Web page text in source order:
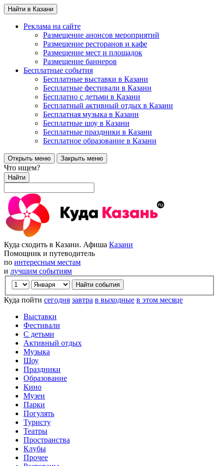
Найти в Казани
Реклама на сайте
Размещение анонсов мероприятий
Размещение ресторанов и кафе
Размещение мест и площадок
Размещение баннеров
Бесплатные события
Бесплатные выставки в Казани
Бесплатные фестивали в Казани
Бесплатно с детьми в Казани
Бесплатный активный отдых в Казани
Бесплатная музыка в Казани
Бесплатные шоу в Казани
Бесплатные праздники в Казани
Бесплатное образование в Казани
Открыть меню Закрыть меню
Что ищем?
Найти
Куда сходить в Казани. Афиша Казани
Помощник и путеводитель
по интересным местам
и лучшим событиям
Куда пойти сегодня завтра в выходные в этом месяце
Выставки
Фестивали
С детьми
Активный отдых
Музыка
Шоу
Праздники
Образование
Кино
Музеи
Парки
Погулять
Туристу
Театры
Пространства
Клубы
Прочее